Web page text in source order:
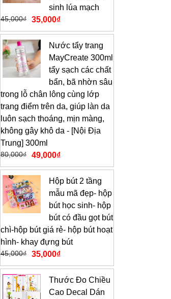
sinh lúa mạch
45,000₫ 35,000₫
Nước tẩy trang
MayCreate 300ml
tẩy sạch các chất
bẩn, bã nhờn sâu
trong lỗ chân lông cùng lớp
trang điểm trên da, giúp làn da
luôn sạch thoáng, mịn màng,
không gây khô da - [Nội Địa
Trung] 300ml
80,000₫ 49,000₫
Hộp bút 2 tầng
mẫu mã đẹp- hộp
bút học sinh- hộp
bút có đầu gọt bút
chì-hộp bút giá rẻ- hộp bút hoạt
hình- khay đựng bút
45,000₫ 35,000₫
Thước Đo Chiều
Cao Decal Dán